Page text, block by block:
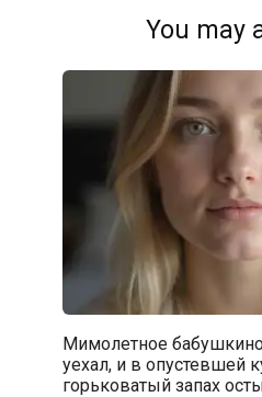
You may
Мимолетное
уехал, и в опустевшей
горьковатый запах